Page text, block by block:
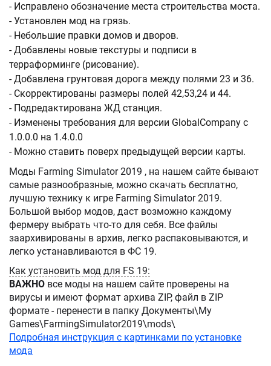
- Исправлено обозначение места строительства моста.
- Установлен мод на грязь.
- Небольшие правки домов и дворов.
- Добавлены новые текстуры и подписи в
терраформинге (рисование).
- Добавлена грунтовая дорога между полями 23 и 36.
- Скорректированы размеры полей 42,53,24 и 44.
- Подредактирована ЖД станция.
- Изменены требования для версии GlobalCompany c
1.0.0.0 на 1.4.0.0
- Можно ставить поверх предыдущей версии карты.
Моды Farming Simulator 2019 , на нашем сайте бывают
самые разнообразные, можно скачать бесплатно,
лучшую технику к игре Farming Simulator 2019.
Большой выбор модов, даст возможно каждому
фермеру выбрать что-то для себя. Все файлы
заархивированы в архив, легко распаковываются, и
легко устанавливаются в ФС 19.
Как установить мод для FS 19:
ВАЖНО все моды на нашем сайте проверены на
вирусы и имеют формат архива ZIP, файл в ZIP
формате - перенести в папку Документы\My
Games\FarmingSimulator2019\mods\
Подробная инструкция с картинками по установке
мода